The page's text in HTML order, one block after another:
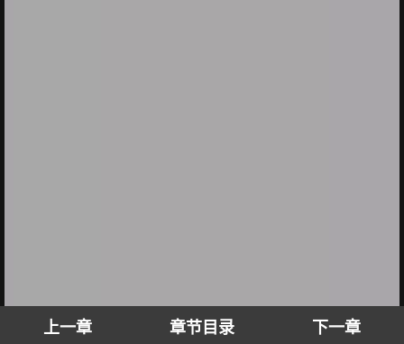
上一章 章节目录 下一章